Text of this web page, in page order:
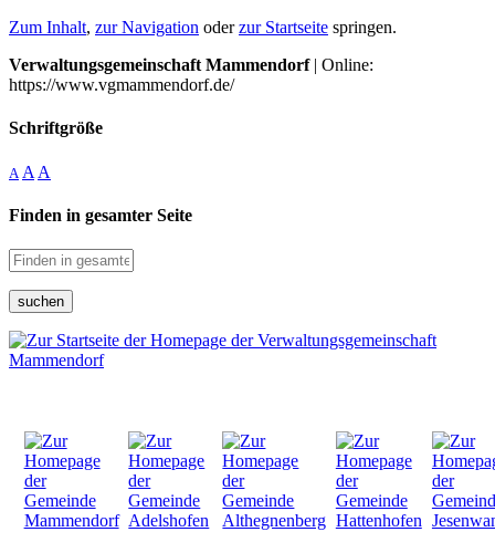
Zum Inhalt, zur Navigation oderzur Startseite springen.
Verwaltungsgemeinschaft Mammendorf| Online:
https://www.vgmammendorf.de/
Schriftgröße
A A A
Finden in gesamter Seite
suchen